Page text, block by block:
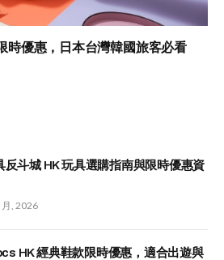
優惠，日本台灣韓國旅客必看
反斗城 HK 玩具選購指南與限時優惠資
月, 2026
HK 經典鞋款限時優惠，適合出遊與